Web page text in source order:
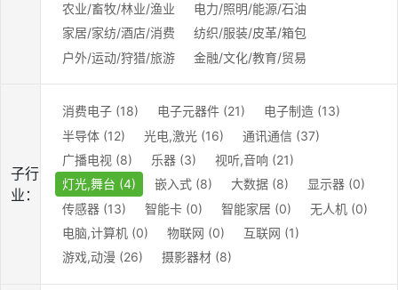
农业/畜牧/林业/渔业
电力/照明/能源/石油
家居/家纺/酒店/消费
纺织/服装/皮革/箱包
户外/运动/狩猎/旅游
金融/文化/教育/贸易
子行
业：
消费电子 (18) 电子元器件 (21)
电子制造 (13)
半导体 (12)
光电,激光 (16)
通讯通信 (37)
广播电视 (8)
乐器 (3)
视听,音响 (21)
灯光,舞台 (4)
嵌入式 (8) 大数据 (8)
显示器 (0)
传感器 (13)
智能卡 (0) 智能家居 (0)
无人机 (0)
电脑,计算机 (0)
物联网 (0)
互联网 (1)
游戏,动漫 (26)
摄影器材 (8)